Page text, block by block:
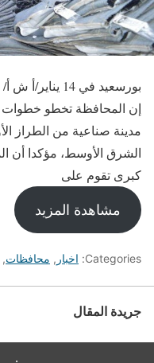
بورسعيد في
إن المحافظة تخطو خطوات
مدينة صناعية من الطراز
الشرق الأوسط، مؤكدا أن
كبرى تقوم على
مشاهدة المزيد
Categories: اخبار , محافظات,
جريدة المقال